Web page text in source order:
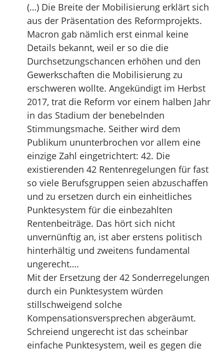
(…) Die Breite der Mobilisierung erklärt sich
aus der Präsentation des Reformprojekts.
Macron gab nämlich erst einmal keine
Details bekannt, weil er so die die
Durchsetzungschancen erhöhen und den
Gewerkschaften die Mobilisierung zu
erschweren wollte. Angekündigt im Herbst
2017, trat die Reform vor einem halben Jahr
in das Stadium der benebelnden
Stimmungsmache. Seither wird dem
Publikum ununterbrochen vor allem eine
einzige Zahl eingetrichtert: 42. Die
existierenden 42 Rentenregelungen für fast
so viele Berufsgruppen seien abzuschaffen
und zu ersetzen durch ein einheitliches
Punktesystem für die einbezahlten
Rentenbeiträge. Das hört sich nicht
unvernünftig an, ist aber erstens politisch
hinterhältig und zweitens fundamental
ungerecht….
Mit der Ersetzung der 42 Sonderregelungen
durch ein Punktesystem würden
stillschweigend solche
Kompensationsversprechen abgeräumt.
Schreiend ungerecht ist das scheinbar
einfache Punktesystem, weil es gegen die